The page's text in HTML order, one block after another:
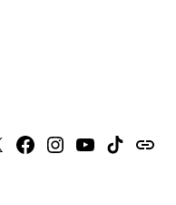
Faceboook
Instagram
YoutubeTiktokissuu